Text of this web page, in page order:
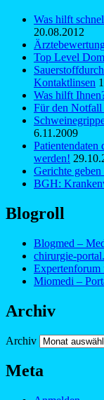
Was hilft
20.08.2012
Top Level
Kontaktlinsen
Was hilft
Für den Notfall
6.11.2009
Patientendaten
werden!
Gerichte
BGH:
Blogroll
Blogmed –
chirurgie-
Expertenforum
Miomedi –
Archiv
Archiv
Meta